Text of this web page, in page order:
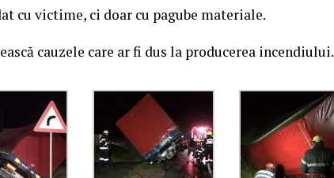
cu victime, ci doar cu pagube materiale.
cauzele care ar fi dus la producerea incendiului.